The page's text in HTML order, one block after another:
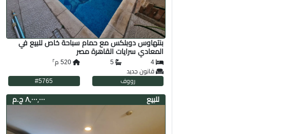
بنتهاوس دوبلكس مع حمام سباحة خاص للبيع في
المعادي سرايات القاهرة مصر
4
5
520 م٢
قانون جديد
رووف
#5765
للبيع ٨٬٠٠٠٬٠٠٠ ج.م